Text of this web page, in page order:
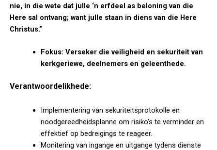
nie, in die wete dat julle ‘n erfdeel as beloning van die
Here sal ontvang; want julle staan in diens van die Here
Christus.”
Fokus: Verseker die veiligheid en sekuriteit van
kerkgeriewe, deelnemers en geleenthede.
Verantwoordelikhede:
Implementering van sekuriteitsprotokolle en
noodgereedheidsplanne om risiko’s te verminder en
effektief op bedreigings te reageer.
Monitering van ingange en uitgange tydens dienste